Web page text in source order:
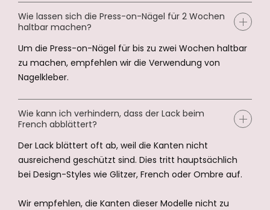
Wie lassen sich die Press-on-Nägel für 2 Wochen
haltbar machen?
Um die Press-on-Nägel für bis zu zwei Wochen haltbar
zu machen, empfehlen wir die Verwendung von
Nagelkleber.
Wie kann ich verhindern, dass der Lack beim
French abblättert?
Der Lack blättert oft ab, weil die Kanten nicht
ausreichend geschützt sind. Dies tritt hauptsächlich
bei Design-Styles wie Glitzer, French oder Ombre auf.
Wir empfehlen, die Kanten dieser Modelle nicht zu